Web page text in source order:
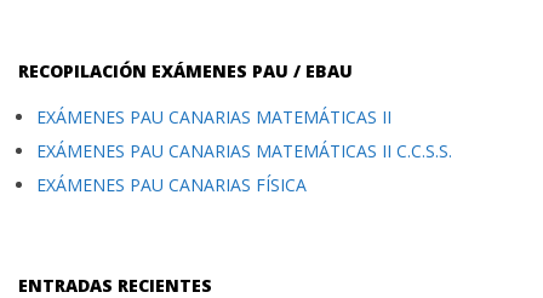
RECOPILACIÓN EXÁMENES PAU / EBAU
EXÁMENES PAU CANARIAS MATEMÁTICAS II
EXÁMENES PAU CANARIAS MATEMÁTICAS II C.C.S.S.
EXÁMENES PAU CANARIAS FÍSICA
ENTRADAS RECIENTES